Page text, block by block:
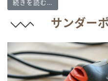
続きを読む…
サンダー